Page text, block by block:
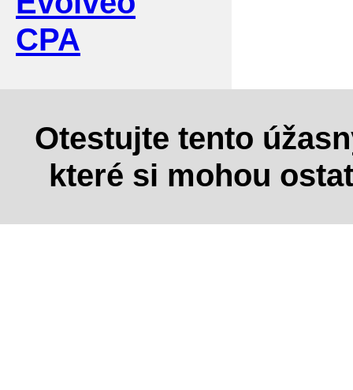
CPA
Otestujte tento
které si mohou